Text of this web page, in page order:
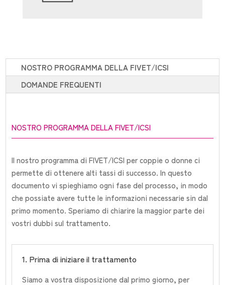
NOSTRO PROGRAMMA DELLA FIVET/ICSI
DOMANDE FREQUENTI
NOSTRO PROGRAMMA DELLA FIVET/ICSI
Il nostro programma di FIVET/ICSI per coppie o donne ci
permette di ottenere alti tassi di successo. In questo
documento vi spieghiamo ogni fase del processo, in modo
che possiate avere tutte le informazioni necessarie sin dal
primo momento. Speriamo di chiarire la maggior parte dei
vostri dubbi sul trattamento.
1. Prima di iniziare il trattamento
Siamo a vostra disposizione dal primo giorno, per